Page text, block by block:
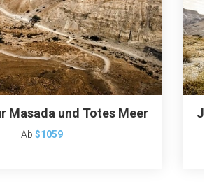
Masada und Totes Meer
Ab $1059